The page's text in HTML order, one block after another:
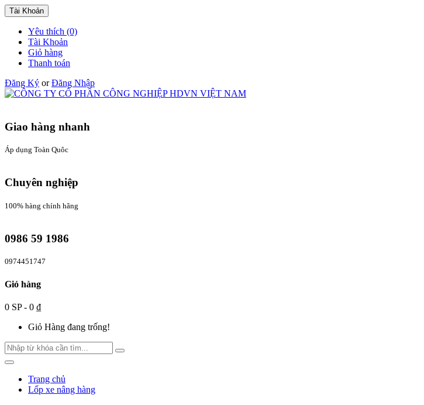
Tài Khoản
Yêu thích (0)
Tài Khoản
Giỏ hàng
Thanh toán
Đăng Ký orĐăng Nhập
Giao hàng nhanh
Áp dụng Toàn Quôc
Chuyên nghiệp
100% hàng chính hãng
0986 59 1986
0974451747
Giỏ hàng
0 SP - 0 ₫
Giỏ Hàng đang trống!
Trang chủ
Lốp xe nâng hàng